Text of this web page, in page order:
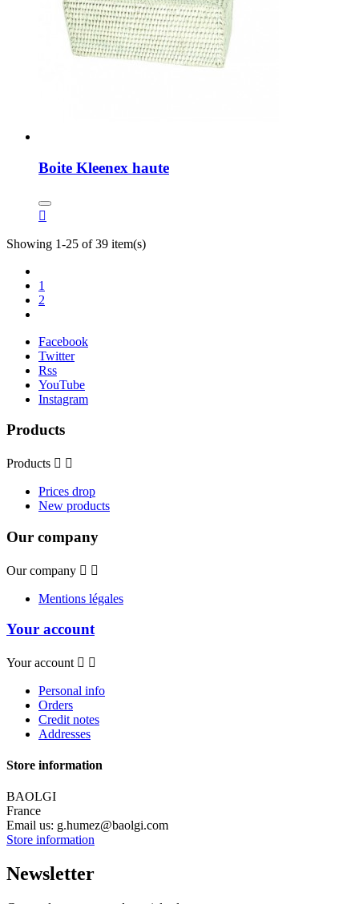
Boite Kleenex haute

Showing 1-25 of 39 item(s)
1
2
Facebook
Twitter
Rss
YouTube
Instagram
Products
Products  
Prices drop
New products
Our company
Our company  
Mentions légales
Your account
Your account  
Personal info
Orders
Credit notes
Addresses
Store information
BAOLGI
France
Email us: g.humez@baolgi.com
Store information
Newsletter